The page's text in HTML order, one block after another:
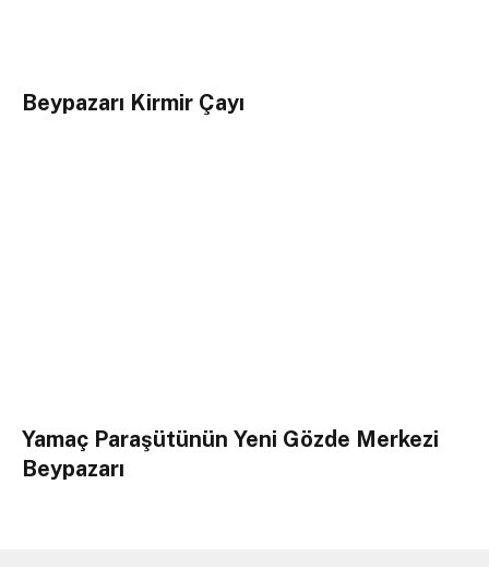
Beypazarı Kirmir Çayı
Yamaç Paraşütünün Yeni Gözde Merkezi
Beypazarı